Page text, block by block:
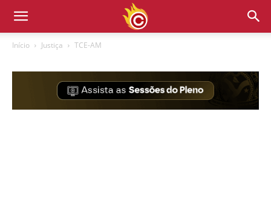
Início Justiça TCE-AM